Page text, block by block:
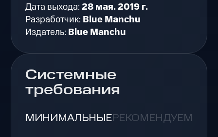
Дата выхода: 28 мая. 2019 г.
Разработчик: Blue Manchu
Издатель: Blue Manchu
Системные
требования
МИНИМАЛЬНЫЕРЕКОМЕНДУЕМЫЕ